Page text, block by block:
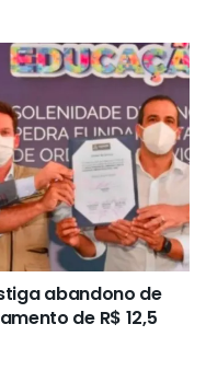
abandono de
de R$ 12,5